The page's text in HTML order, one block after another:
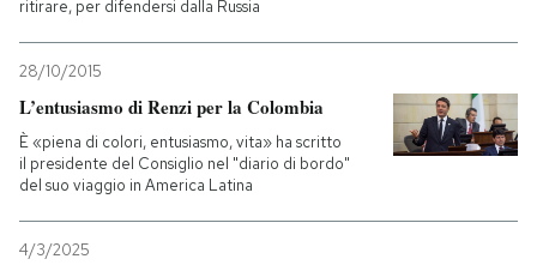
ritirare, per difendersi dalla Russia
28/10/2015
L’entusiasmo di Renzi per la Colombia
È «piena di colori, entusiasmo, vita» ha scritto
il presidente del Consiglio nel "diario di bordo"
del suo viaggio in America Latina
4/3/2025